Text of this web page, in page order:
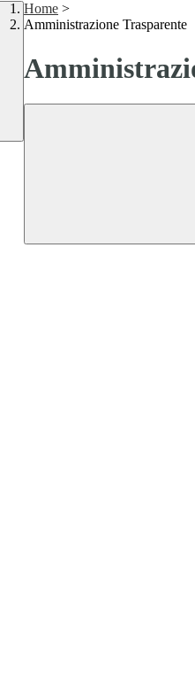
Home >
Amministrazione Trasparente